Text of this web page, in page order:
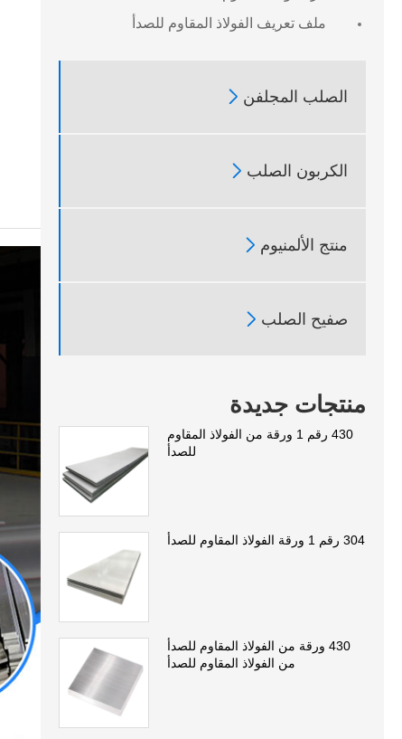
ملف تعريف الفولاذ المقاوم للصدأ
الصلب المجلفن 
الكربون الصلب 
منتج الألمنيوم 
صفيح الصلب 
منتجات جديدة
430 رقم 1 ورقة من الفولاذ المقاوم
للصدأ
304 رقم 1 ورقة الفولاذ المقاوم للصدأ
430 ورقة من الفولاذ المقاوم للصدأ
من الفولاذ المقاوم للصدأ